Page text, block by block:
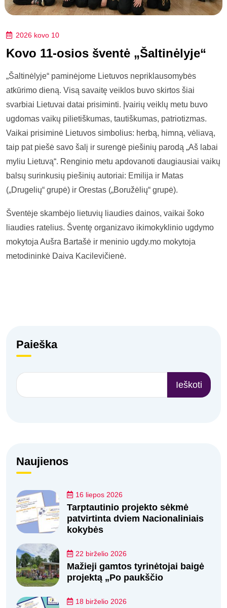
2026 kovo 10
Kovo 11-osios šventė „Šaltinėlyje“
„Šaltinėlyje“ paminėjome Lietuvos nepriklausomybės
atkūrimo dieną. Visą savaitę veiklos buvo skirtos šiai
svarbiai Lietuvai datai prisiminti. Įvairių veiklų metu buvo
ugdomas vaikų pilietiškumas, tautiškumas, patriotizmas.
Vaikai prisiminė Lietuvos simbolius: herbą, himną, vėliavą,
taip pat piešė savo šalį ir surengė piešinių parodą „Aš labai
myliu Lietuvą“. Renginio metu apdovanoti daugiausiai vaikų
balsų surinkusių piešinių autoriai: Emilija ir Matas
(„Drugelių“ grupė) ir Orestas („Boružėlių“ grupė).
Šventėje skambėjo lietuvių liaudies dainos, vaikai šoko
liaudies ratelius. Šventę organizavo ikimokyklinio ugdymo
mokytoja Aušra Bartašė ir meninio ugdy.mo mokytoja
metodininkė Daiva Kacilevičienė.
Paieška
Ieškoti
Naujienos
16 liepos 2026
Tarptautinio projekto sėkmė
patvirtinta dviem Nacionaliniais
kokybės
22 birželio 2026
Mažieji gamtos tyrinėtojai baigė
projektą „Po paukščio
18 birželio 2026